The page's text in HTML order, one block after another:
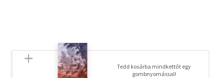
második, bővített kiadás felidézi az első kötet 2022-es
megjelenése óta a Tabánnal és a könyv fogadtatásával
kapcsolatos legfontosabb történéseket.Tedd kosárba mindkettőt egy
gombnyomással!